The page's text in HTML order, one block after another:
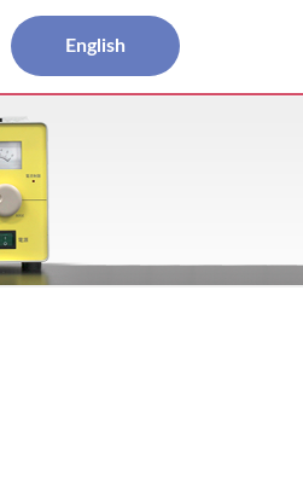
English